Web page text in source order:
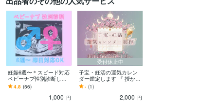
妊娠6週〜＊スピード対応
ベビーナブ性別診断しま
す 『 妊娠初期のドキドキ
に、やさしく寄り添う性
4.8 (56)
1,000 円
受付休止中
子宝・妊活の運気カレン
ダー鑑定します 『 授かり
やすい時期を導き、心を
整える1年占い 』
- (1)
2,000 円